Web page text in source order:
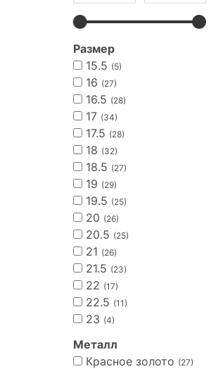
Размер
15.5 (5)
16 (27)
16.5 (28)
17 (34)
17.5 (28)
18 (32)
18.5 (27)
19 (29)
19.5 (25)
20 (26)
20.5 (25)
21 (26)
21.5 (23)
22 (17)
22.5 (11)
23 (4)
Металл
Красное золото (27)